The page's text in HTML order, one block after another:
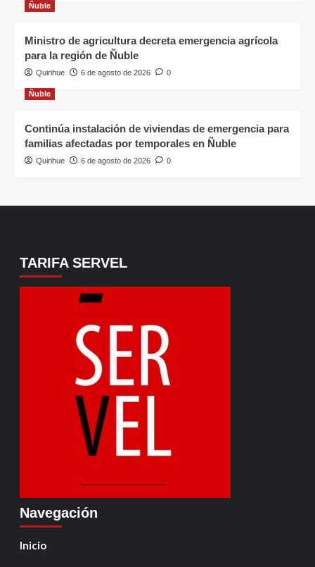
Ñuble
Ministro de agricultura decreta emergencia agrícola
para la región de Ñuble
Quirihue 6 de agosto de 2026 0
Ñuble
Continúa instalación de viviendas de emergencia para
familias afectadas por temporales en Ñuble
Quirihue 6 de agosto de 2026 0
TARIFA SERVEL
Navegación
Inicio